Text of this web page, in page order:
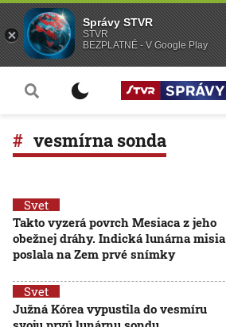
vesmírna sonda
Svet
Takto vyzerá povrch Mesiaca z jeho
obežnej dráhy. Indická lunárna misia
poslala na Zem prvé snímky
Svet
Južná Kórea vypustila do vesmíru
Správy STVR
STVR
BEZPLATNÉ - V Google Play